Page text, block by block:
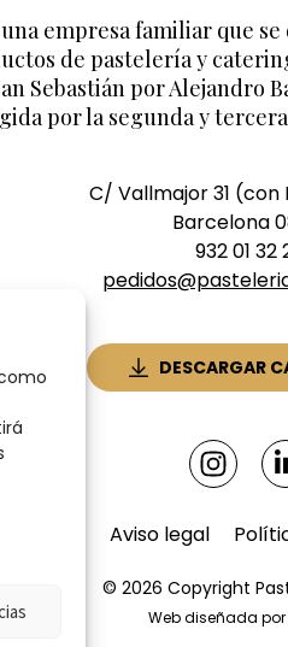
una empresa familiar que
de pastelería y
Sebastián por Alejandro
por la segunda y
C/ Vallmajor 31 (con
Barcelona
932 01 32
DESCARGAR
Aviso legal
© 2026 Copyright
Web diseñada por